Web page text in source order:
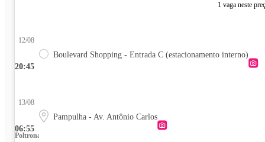
1 vaga neste
20:45
12/08
Boulevard Shopping - Entrada C (estacionamento interno)
06:55
13/08
Pampulha - Av. Antônio Carlos
Poltrona